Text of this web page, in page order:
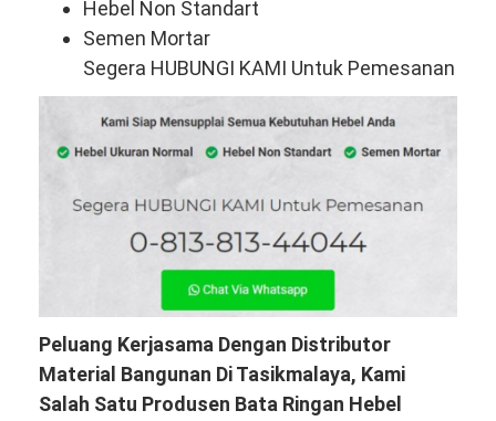
Hebel Non Standart
Semen Mortar
Segera HUBUNGI KAMI Untuk Pemesanan
Peluang Kerjasama Dengan Distributor
Material Bangunan Di Tasikmalaya, Kami
Salah Satu Produsen Bata Ringan Hebel